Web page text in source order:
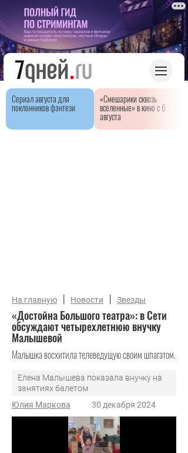
Сериал августа для
поклонников фэнтези
«Смешарики сквозь
вселенные» в кино с 6
августа
На главную | Новости | Звезды
«Достойна Большого театра»: в Сети
обсуждают четырехлетнюю внучку
Малышевой
Малышка восхитила телеведущую своим шпагатом.
Елена Малышева показала внучку на
занятиях балетом
Юлия Маркова
30 декабря 2024